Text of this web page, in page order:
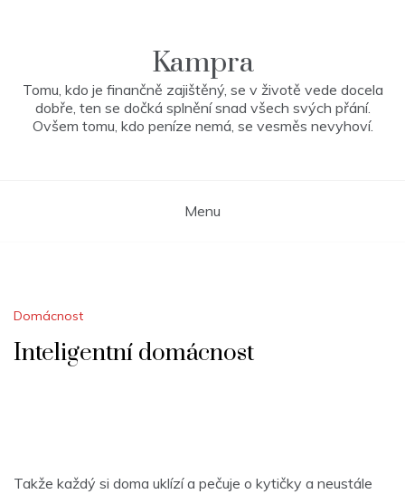
Kampra
Tomu, kdo je finančně zajištěný, se v životě vede docela
dobře, ten se dočká splnění snad všech svých přání.
Ovšem tomu, kdo peníze nemá, se vesměs nevyhoví.
Menu
Domácnost
Inteligentní domácnost
Takže každý si doma uklízí a pečuje o kytičky a neustále